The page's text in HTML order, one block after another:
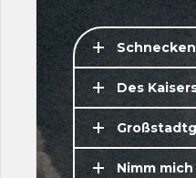
Des
Nimm